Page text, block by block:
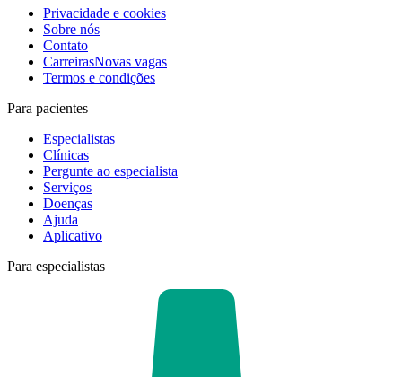
Privacidade e cookies
Sobre nós
Contato
CarreirasNovas vagas
Termos e condições
Para pacientes
Especialistas
Clínicas
Pergunte ao especialista
Serviços
Doenças
Ajuda
Aplicativo
Para especialistas